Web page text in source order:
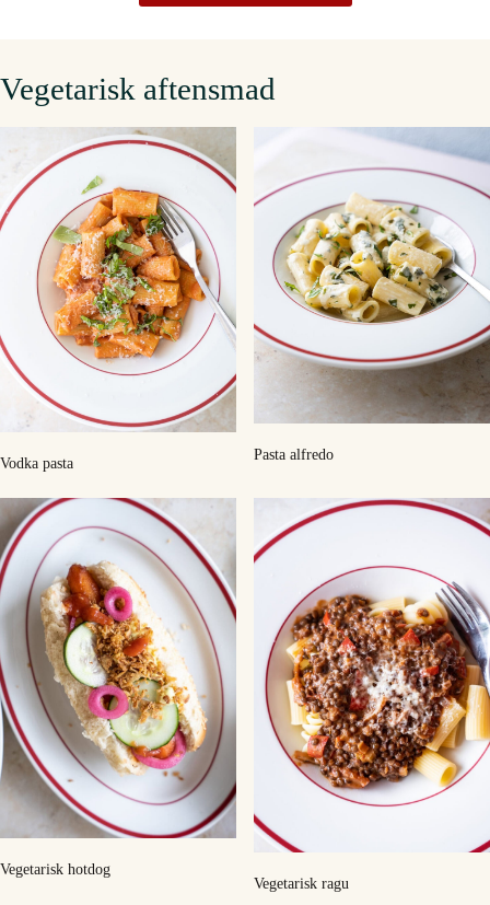
Vegetarisk aftensmad
Vodka pasta
Pasta alfredo
Vegetarisk hotdog
Vegetarisk ragu